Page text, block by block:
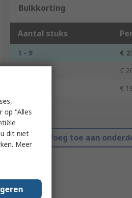
Bulkkorting
Aantal stuks
1 - 9
€
€
€
*prijsindicatie
Voeg toe aan
op "Alles
dit niet
Meer